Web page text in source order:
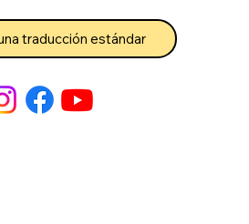
traducción estándar